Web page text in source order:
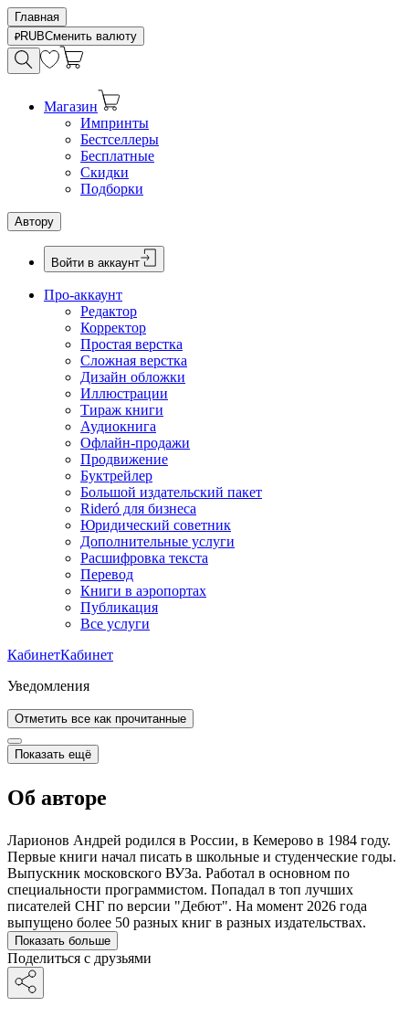
Главная
RUBСменить валюту
Магазин
Импринты
Бестселлеры
Бесплатные
Скидки
Подборки
Автору
Войти в аккаунт
Про-аккаунт
Редактор
Корректор
Простая верстка
Сложная верстка
Дизайн обложки
Иллюстрации
Тираж книги
Аудиокнига
Офлайн-продажи
Продвижение
Буктрейлер
Большой издательский пакет
Rideró для бизнеса
Юридический советник
Дополнительные услуги
Расшифровка текста
Перевод
Книги в аэропортах
Публикация
Все услуги
КабинетКабинет
Уведомления
Отметить все как прочитанные
Показать ещё
Об авторе
Ларионов Андрей родился в России, в Кемерово в 1984 году.
Первые книги начал писать в школьные и студенческие годы.
Выпускник московского ВУЗа. Работал в основном по
специальности программистом. Попадал в топ лучших
писателей СНГ по версии "Дебют". На момент 2026 года
выпущено более 50 разных книг в разных издательствах.
Показать больше
Поделиться с друзьями